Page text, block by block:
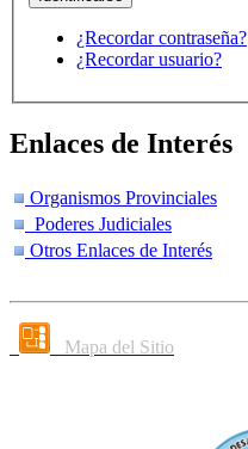
¿Recordar contraseña?
¿Recordar usuario?
Enlaces de Interés
Organismos Provinciales
Poderes Judiciales
Otros Enlaces de Interés
Mapa del Sitio